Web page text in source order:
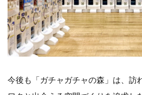
今後も「ガチャガチャの森」は、訪